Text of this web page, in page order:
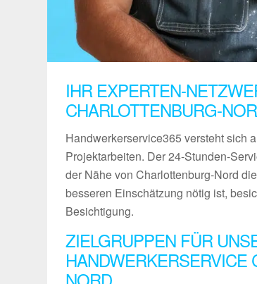
IHR EXPERTEN-
CHARLOTTENBURG-
Handwerkerservice365 versteht sich
Projektarbeiten. Der 24-Stunden-
der Nähe von Charlottenburg-Nord
besseren Einschätzung nötig ist,
Besichtigung.
ZIELGRUPPEN FÜR
HANDWERKERSERVICE